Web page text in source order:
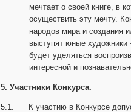
мечтает о своей книге, в
осуществить эту мечту.
народов мира и
выступят юные художники
будет уделяться
интересной и
5. Участники Конкурса.
5.1. К участию в Конкурсе